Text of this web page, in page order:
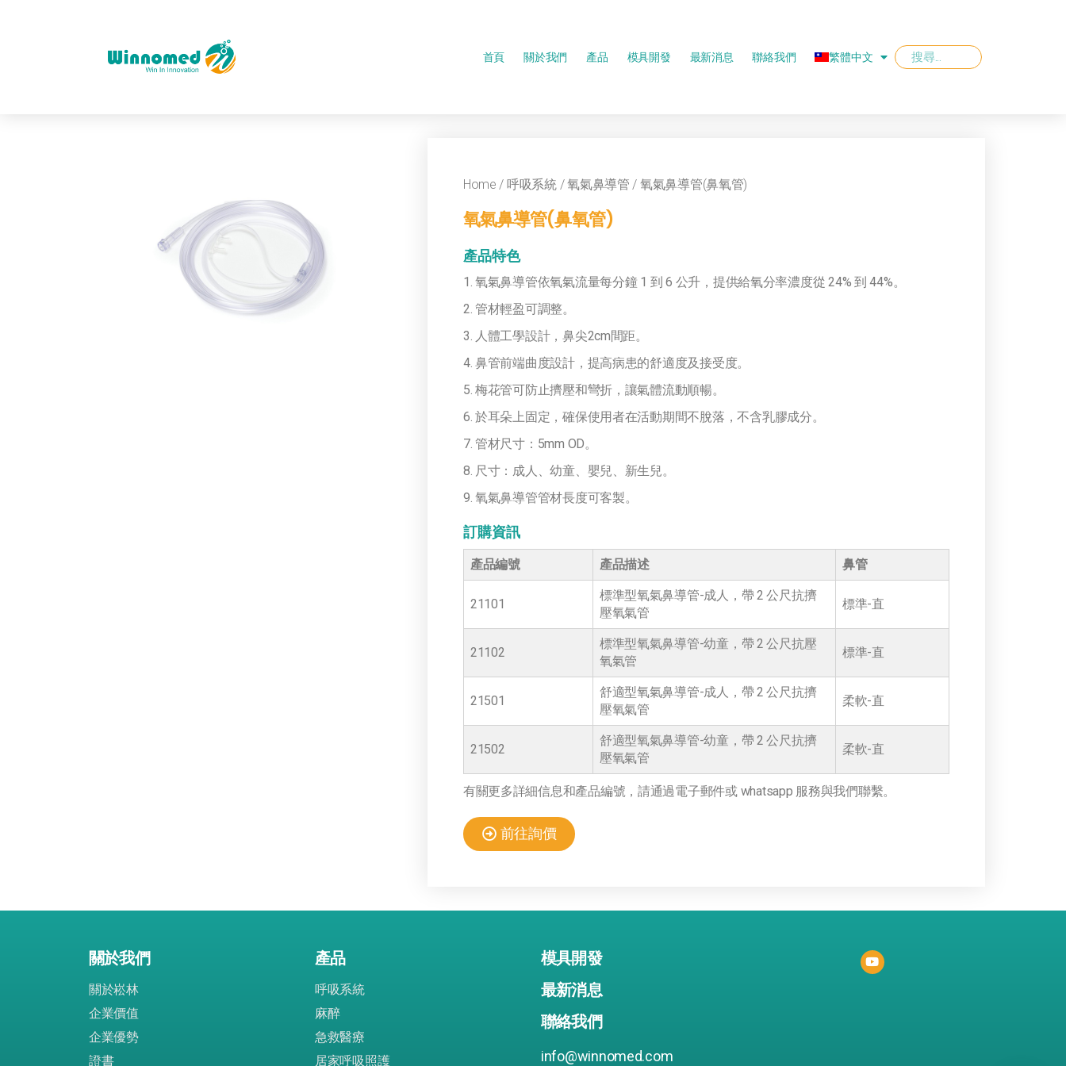
首頁 關於我們 產品 模具開發 最新消息 聯絡我們 繁體中文
Home / 呼吸系統/氧氣鼻導管 / 氧氣鼻導管(鼻氧管)
氧氣鼻導管(鼻氧管)
產品特色
1. 氧氣鼻導管依氧氣流量每分鐘 1 到 6 公升，提供給氧分率濃度從 24% 到 44%。
2. 管材輕盈可調整。
3. 人體工學設計，鼻尖2cm間距。
4. 鼻管前端曲度設計，提高病患的舒適度及接受度。
5. 梅花管可防止擠壓和彎折，讓氣體流動順暢。
6. 於耳朵上固定，確保使用者在活動期間不脫落，不含乳膠成分。
7. 管材尺寸：5mm OD。
8. 尺寸：成人、幼童、嬰兒、新生兒。
9. 氧氣鼻導管管材長度可客製。
訂購資訊
產品編號 產品描述 鼻管
21101
標準型氧氣鼻導管-成人，帶 2 公尺抗擠
壓氧氣管
標準-直
21102
標準型氧氣鼻導管-幼童，帶 2 公尺抗壓
氧氣管
標準-直
21501
舒適型氧氣鼻導管-成人，帶 2 公尺抗擠
壓氧氣管
柔軟-直
21502
舒適型氧氣鼻導管-幼童，帶 2 公尺抗擠
壓氧氣管
柔軟-直
有關更多詳細信息和產品編號，請通過電子郵件或 whatsapp 服務與我們聯繫。
前往詢價
關於我們
關於崧林
企業價值
企業優勢
證書
產品
呼吸系統
麻醉
急救醫療
居家呼吸照護
模具開發
最新消息
聯絡我們
info@winnomed.com